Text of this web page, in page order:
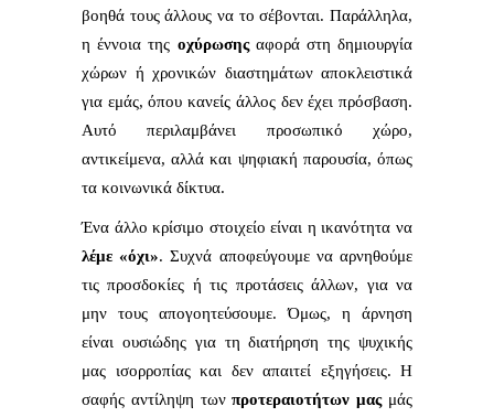
βοηθά τους άλλους να το σέβονται. Παράλληλα,
η έννοια της οχύρωσηςαφορά στη δημιουργία
χώρων ή χρονικών διαστημάτων αποκλειστικά
για εμάς, όπου κανείς άλλος δεν έχει πρόσβαση.
Αυτό περιλαμβάνει προσωπικό χώρο,
αντικείμενα, αλλά και ψηφιακή παρουσία, όπως
τα κοινωνικά δίκτυα.
Ένα άλλο κρίσιμο στοιχείο είναι η ικανότητα να
λέμε «όχι». Συχνά αποφεύγουμε να αρνηθούμε
τις προσδοκίες ή τις προτάσεις άλλων, για να
μην τους απογοητεύσουμε. Όμως, η άρνηση
είναι ουσιώδης για τη διατήρηση της ψυχικής
μας ισορροπίας και δεν απαιτεί εξηγήσεις. Η
σαφής αντίληψη τωνπροτεραιοτήτων μαςμάς